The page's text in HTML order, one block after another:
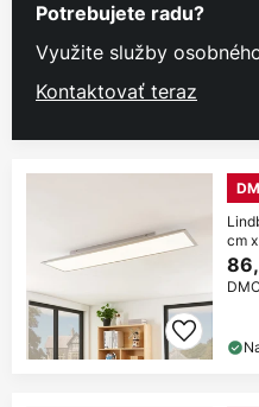
Potrebujete radu?
Využite služby
Kontaktovať teraz
cm
DMC